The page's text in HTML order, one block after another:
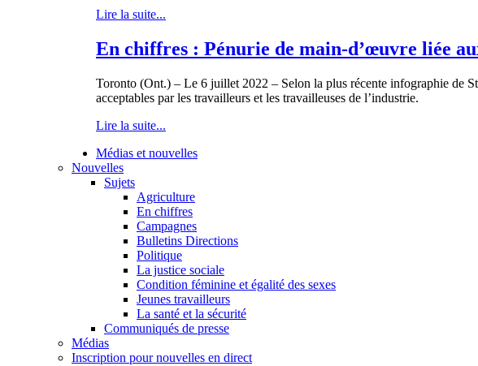
Lire la suite...
En chiffres : Pénurie de main-d’œuvre liée
Toronto (Ont.) – Le 6 juillet 2022 – Selon la plus récente infographie de
acceptables par les travailleurs et les travailleuses de l’industrie.
Lire la suite...
Médias et nouvelles
Nouvelles
Sujets
Agriculture
En chiffres
Campagnes
Bulletins Directions
Politique
La justice sociale
Condition féminine et égalité des sexes
Jeunes travailleurs
La santé et la sécurité
Communiqués de presse
Médias
Inscription pour nouvelles en direct